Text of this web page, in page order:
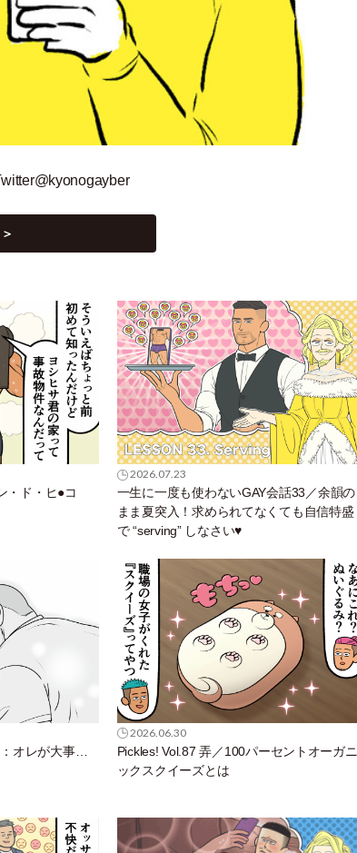
・ド・ヒ●コ
2026.07.23
一生に一度も使わないGAY会話33／余韻の
まま夏突入！求められてなくても自信特盛
で “serving” しなさい♥
オレが大事…
2026.06.30
Pickles! Vol.87 弄／100パーセントオーガニ
ックスクイーズとは